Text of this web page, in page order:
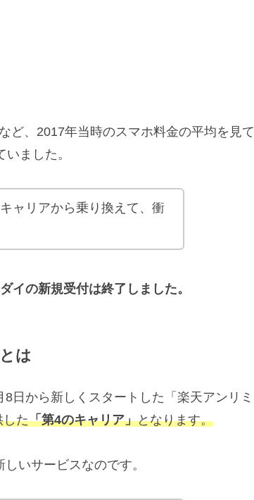
ど、2017年当時のスマホ料金の平均を見て
ました。
ャリアから乗り換えて、衝
イの新規受付は終了しました。
は
日から新しくスタートした「楽天アンリミ
した「第4のキャリア」となります。
いサービスなのです。